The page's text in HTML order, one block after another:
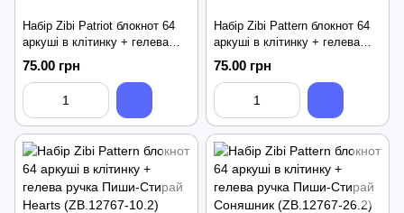
Набір Zibi Patriot блокнот 64
аркуші в клітинку + гелева
ручка Пиши-Стирай Пес
Патрон (ZB.12752-28.2)
75.00 грн
Набір Zibi Pattern блокнот 64
аркуші в клітинку + гелева
ручка Пиши-Стирай Cat
(ZB.12767-02.2)
75.00 грн